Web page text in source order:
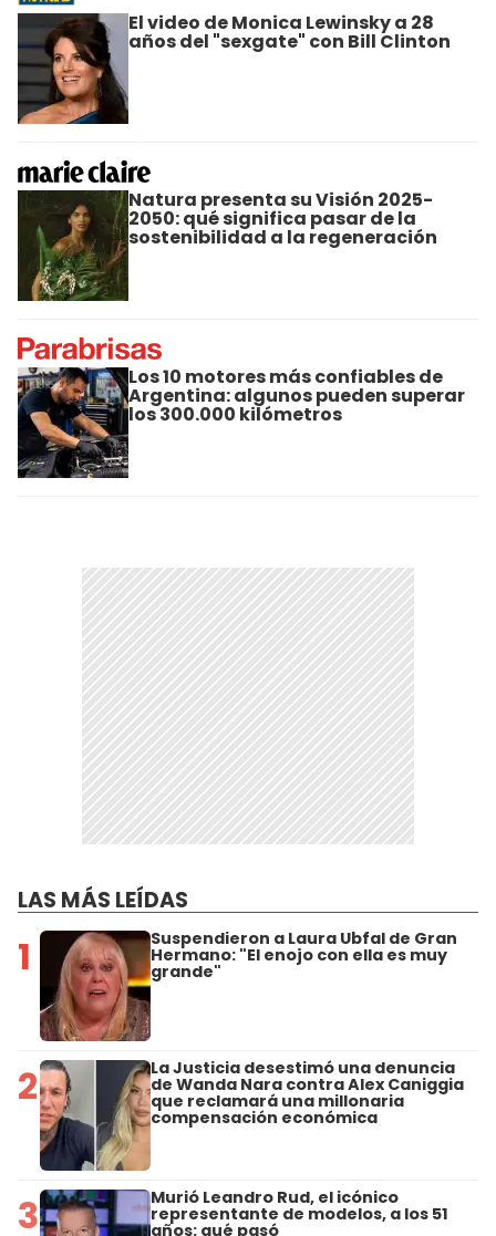
El video de Monica Lewinsky a 28
años del "sexgate" con Bill Clinton
Natura presenta su Visión 2025-
2050: qué significa pasar de la
sostenibilidad a la regeneración
Los 10 motores más confiables de
Argentina: algunos pueden superar
los 300.000 kilómetros
LAS MÁS LEÍDAS
1 Suspendieron a Laura Ubfal de Gran
Hermano: "El enojo con ella es muy
grande"
2 La Justicia desestimó una denuncia
de Wanda Nara contra Alex Caniggia
que reclamará una millonaria
compensación económica
3 Murió Leandro Rud, el icónico
representante de modelos, a los 51
años: qué pasó